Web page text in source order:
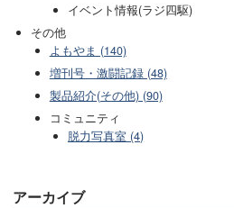
イベント情報(ラジ四駆)
その他
よもやま (140)
増刊号・激闘記録 (48)
製品紹介(その他) (90)
コミュニティ
脱力写真室 (4)
アーカイブ